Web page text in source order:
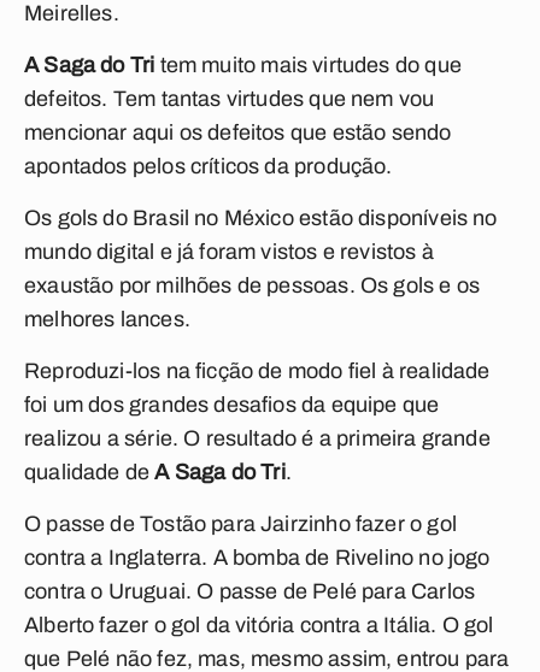
Meirelles.
A Saga do Tri tem muito mais virtudes do que
defeitos. Tem tantas virtudes que nem vou
mencionar aqui os defeitos que estão sendo
apontados pelos críticos da produção.
Os gols do Brasil no México estão disponíveis no
mundo digital e já foram vistos e revistos à
exaustão por milhões de pessoas. Os gols e os
melhores lances.
Reproduzi-los na ficção de modo fiel à realidade
foi um dos grandes desafios da equipe que
realizou a série. O resultado é a primeira grande
qualidade deA Saga do Tri.
O passe de Tostão para Jairzinho fazer o gol
contra a Inglaterra. A bomba de Rivelino no jogo
contra o Uruguai. O passe de Pelé para Carlos
Alberto fazer o gol da vitória contra a Itália. O gol
que Pelé não fez, mas, mesmo assim, entrou para